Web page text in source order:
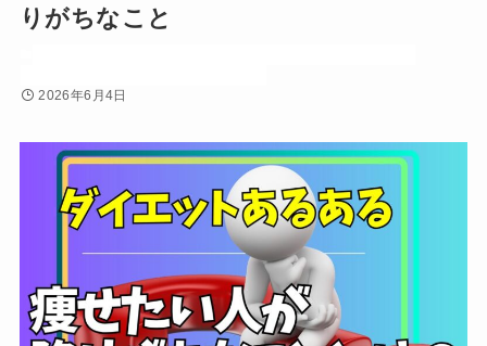
りがちなこと
2026年6月4日